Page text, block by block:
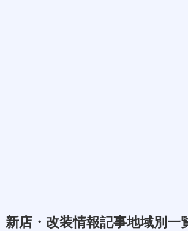
新店・改装情報記事地域別一